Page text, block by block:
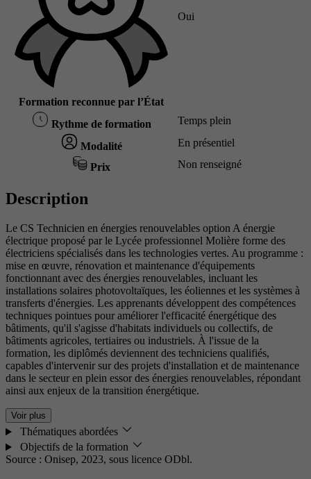
Formation reconnue par l’État
Oui
Rythme de formation Temps plein
Modalité En présentiel
Prix Non renseigné
Description
Le CS Technicien en énergies renouvelables option A énergie
électrique proposé par le Lycée professionnel Molière forme des
électriciens spécialisés dans les technologies vertes. Au programme :
mise en œuvre, rénovation et maintenance d'équipements
fonctionnant avec des énergies renouvelables, incluant les
installations solaires photovoltaïques, les éoliennes et les systèmes à
transferts d'énergies. Les apprenants développent des compétences
techniques pointues pour améliorer l'efficacité énergétique des
bâtiments, qu'il s'agisse d'habitats individuels ou collectifs, de
bâtiments agricoles, tertiaires ou industriels. À l'issue de la
formation, les diplômés deviennent des techniciens qualifiés,
capables d'intervenir sur des projets d'installation et de maintenance
dans le secteur en plein essor des énergies renouvelables, répondant
ainsi aux enjeux de la transition énergétique.
Voir plus
Thématiques abordées
Objectifs de la formation
Source : Onisep, 2023, sous licence ODbl.